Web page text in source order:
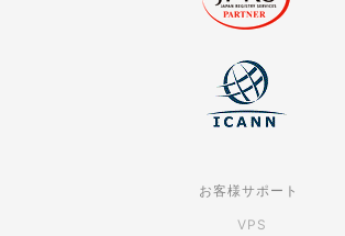
お客様サポート
VPS